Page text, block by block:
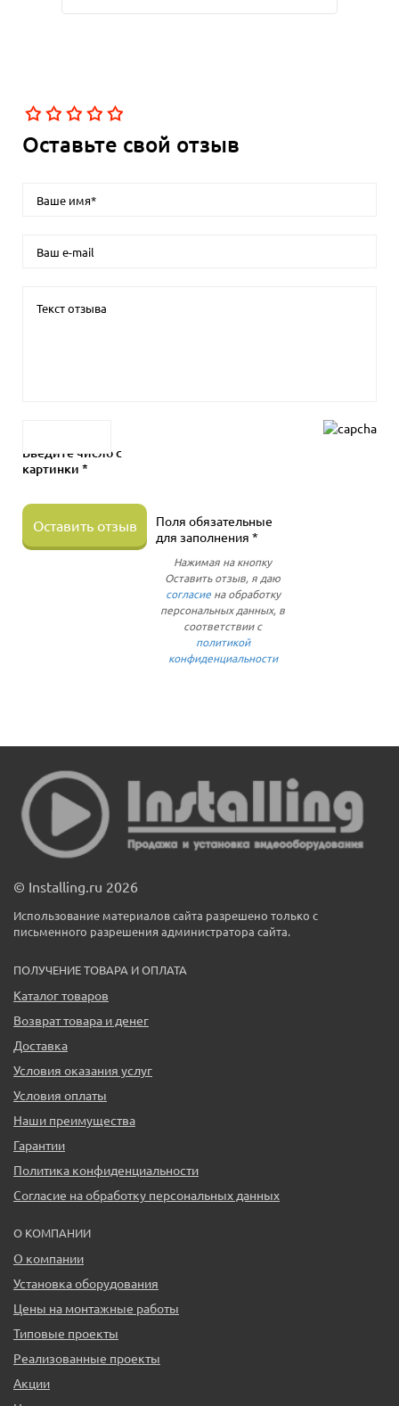
Оставьте свой отзыв
Введите число с
картинки *
Оставить отзыв
Поля обязательные
для заполнения *
Нажимая на кнопку
Оставить отзыв, я даю
согласиена обработку
персональных данных, в
соответствии с
политикой
конфиденциальности
© Installing.ru 2026
Использование материалов сайта разрешено только с
письменного разрешения администратора сайта.
ПОЛУЧЕНИЕ ТОВАРА И ОПЛАТА
Каталог товаров
Возврат товара и денег
Доставка
Условия оказания услуг
Условия оплаты
Наши преимущества
Гарантии
Политика конфиденциальности
Согласие на обработку персональных данных
О КОМПАНИИ
О компании
Установка оборудования
Цены на монтажные работы
Типовые проекты
Реализованные проекты
Акции